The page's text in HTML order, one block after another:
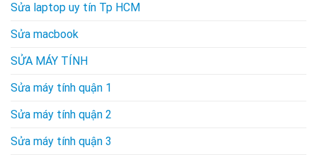
Sửa laptop uy tín Tp HCM
Sửa macbook
SỬA MÁY TÍNH
Sửa máy tính quận 1
Sửa máy tính quận 2
Sửa máy tính quận 3